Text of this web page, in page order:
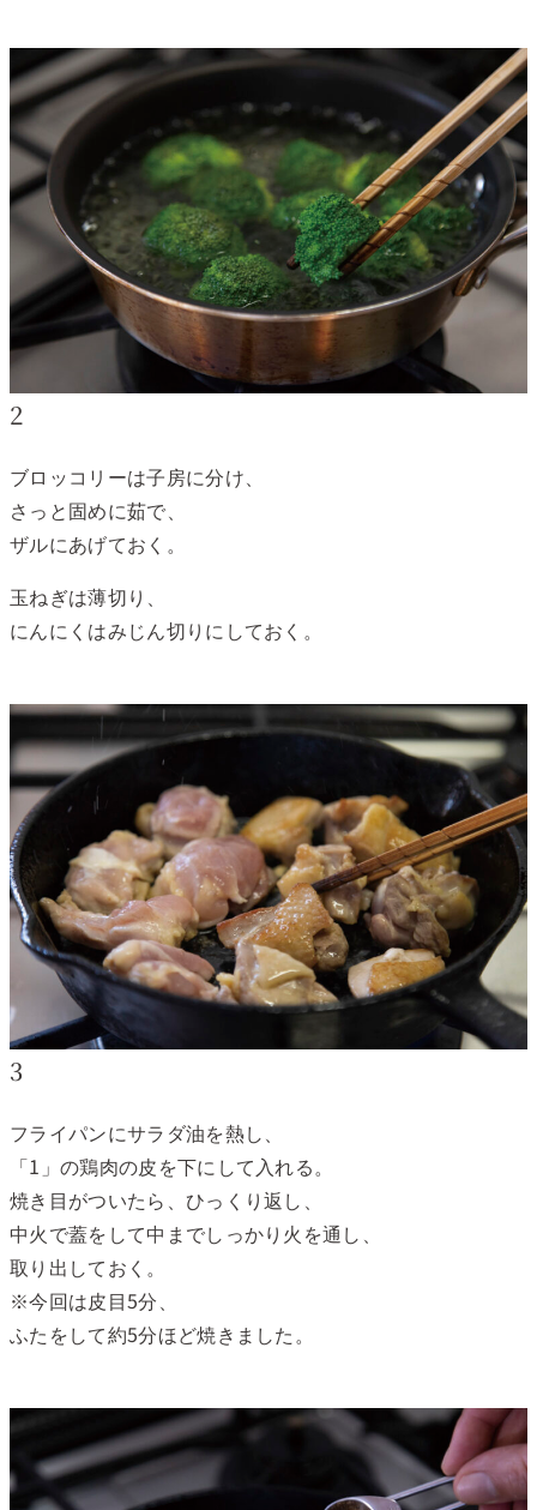
2
ブロッコリーは子房に分け、
さっと固めに茹で、
ザルにあげておく。
玉ねぎは薄切り、
にんにくはみじん切りにしておく。
3
フライパンにサラダ油を熱し、
「1」の鶏肉の皮を下にして入れる。
焼き目がついたら、ひっくり返し、
中火で蓋をして中までしっかり火を通し、
取り出しておく。
※今回は皮目5分、
ふたをして約5分ほど焼きました。